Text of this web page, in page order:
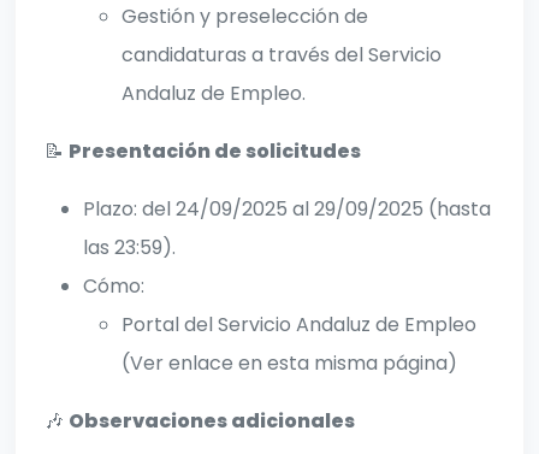
Gestión y preselección de
candidaturas a través del Servicio
Andaluz de Empleo.
📝 Presentación de solicitudes
Plazo: del 24/09/2025 al 29/09/2025 (hasta
las 23:59).
Cómo:
Portal del Servicio Andaluz de Empleo
(Ver enlace en esta misma página)
🎶 Observaciones adicionales